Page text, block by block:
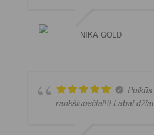
NIKA GOLD
rankšluosčiai!!! Labai